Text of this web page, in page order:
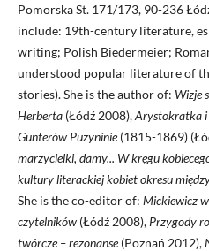
Pomorska St. 171/173, 90-236
include: 19th-century literature,
writing; Polish Biedermeier;
understood popular literature of
stories). She is the author of: Wizje
Herberta (Łódź 2008),Arystokratka i
Günterów Puzyninie(1815-1869)
marzycielki, damy... W kręgu
kultury literackiej kobiet okresu
She is the co-editor of: Mickiewicz
czytelników (Łódź 2008), Przygody
twórcze – rezonanse(Poznań 2012),